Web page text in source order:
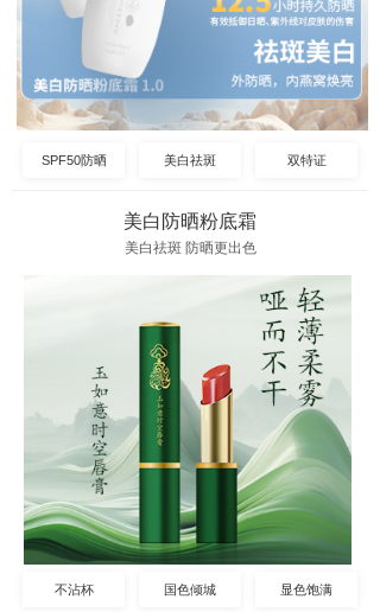
美白防晒粉底霜
美白祛斑 防晒更出色
SPF50防晒 双特证
美白祛斑
显色饱满
不沾杯 国色倾城